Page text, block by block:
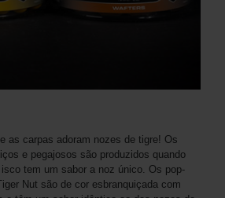
as carpas adoram nozes de tigre! Os
e pegajosos são produzidos quando
tem um sabor a noz único. Os pop-
Nut são de cor esbranquiçada com